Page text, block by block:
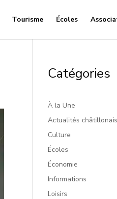
Tourisme Écoles
Catégories
À la Une
Actualités
Culture
Écoles
Économie
Informations
Loisirs